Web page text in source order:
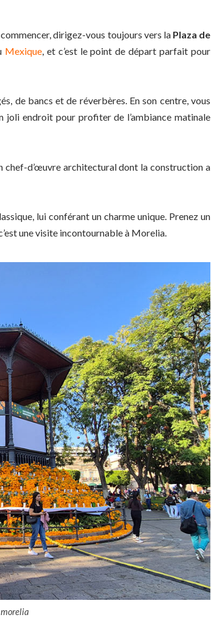
dirigez-vous toujours vers la Plaza de
Mexique, et c’est le point de départ parfait pour
de bancs et de réverbères. En son centre, vous
endroit pour profiter de l’ambiance matinale
chef-d’œuvre architectural dont la construction a
lui conférant un charme unique. Prenez un
une visite incontournable à Morelia.